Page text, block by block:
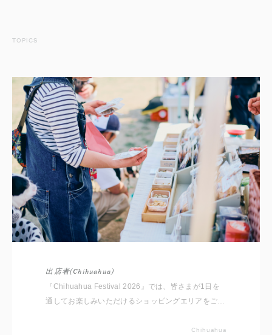
TOPICS
出店者(Chihuahua)
『Chihuahua Festival 2026』では、皆さまが1日を
通してお楽しみいただけるショッピングエリアをご用
をご紹介いたしますので事前にチェックしてください
Chihuahua